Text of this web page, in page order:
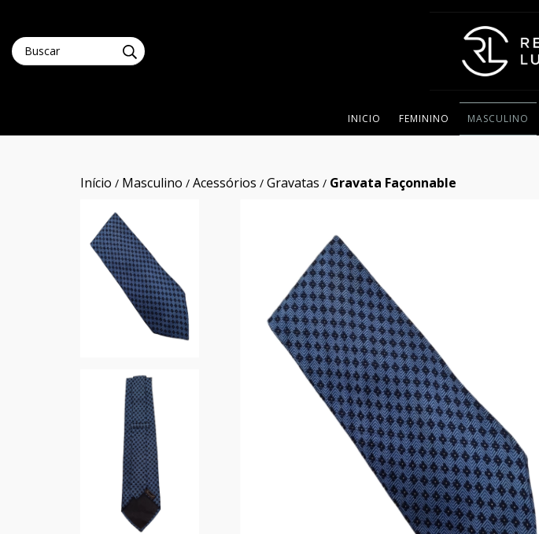
INICIO FEMININO MASCULINO
Início / Masculino / Acessórios / Gravatas / Gravata Façonnable